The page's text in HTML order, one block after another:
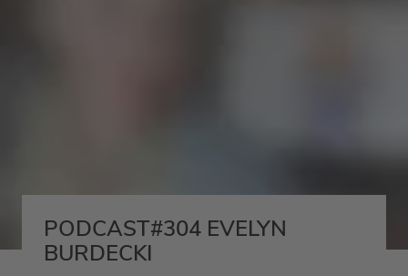
PODCAST#304 EVELYN
BURDECKI